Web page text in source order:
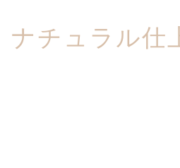
チュラル仕